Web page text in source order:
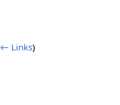
← Links)